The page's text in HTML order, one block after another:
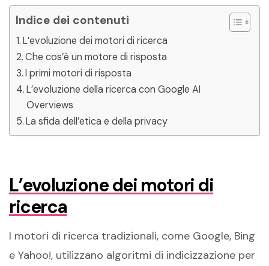
Indice dei contenuti
L’evoluzione dei motori di ricerca
Che cos’è un motore di risposta
I primi motori di risposta
L’evoluzione della ricerca con Google AI
Overviews
La sfida dell’etica e della privacy
L’evoluzione dei motori di
ricerca
I motori di ricerca tradizionali, come Google, Bing
e Yahoo!, utilizzano algoritmi di indicizzazione per